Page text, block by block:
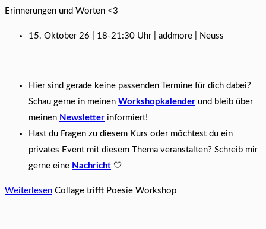
Erinnerungen und Worten <3
15. Oktober 26 | 18-21:30 Uhr | addmore | Neuss
Hier sind gerade keine passenden Termine für dich dabei?
Schau gerne in meinen Workshopkalender und bleib über
meinen Newsletter informiert!
Hast du Fragen zu diesem Kurs oder möchtest du ein
privates Event mit diesem Thema veranstalten? Schreib mir
gerne eine Nachricht 🤍
Weiterlesen Collage trifft Poesie Workshop